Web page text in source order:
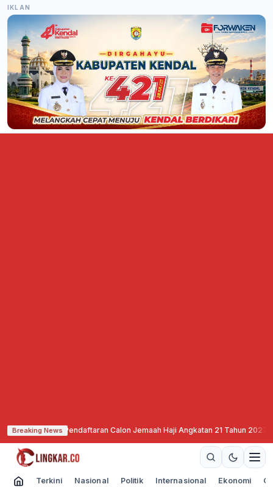
IKLAN
Breaking News
Mulai Buka Pendaftaran Calon Jemaah Haji Angkatan 21 Tahun 2027·
Terkini Nasional Politik Internasional Ekonomi